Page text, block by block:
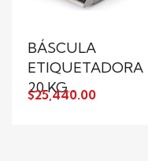
BÁSCULA
ETIQUETADORA
20 KG...
$25,440.00